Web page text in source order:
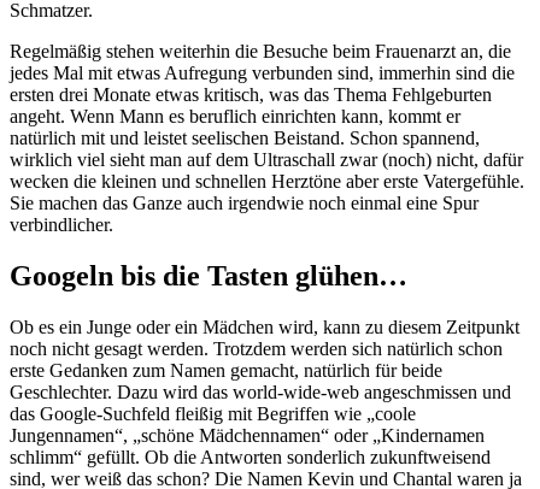
Schmatzer.
Regelmäßig stehen weiterhin die Besuche beim Frauenarzt an, die
jedes Mal mit etwas Aufregung verbunden sind, immerhin sind die
ersten drei Monate etwas kritisch, was das Thema Fehlgeburten
angeht. Wenn Mann es beruflich einrichten kann, kommt er
natürlich mit und leistet seelischen Beistand. Schon spannend,
wirklich viel sieht man auf dem Ultraschall zwar (noch) nicht, dafür
wecken die kleinen und schnellen Herztöne aber erste Vatergefühle.
Sie machen das Ganze auch irgendwie noch einmal eine Spur
verbindlicher.
Googeln bis die Tasten glühen…
Ob es ein Junge oder ein Mädchen wird, kann zu diesem Zeitpunkt
noch nicht gesagt werden. Trotzdem werden sich natürlich schon
erste Gedanken zum Namen gemacht, natürlich für beide
Geschlechter. Dazu wird das world-wide-web angeschmissen und
das Google-Suchfeld fleißig mit Begriffen wie „coole
Jungennamen“, „schöne Mädchennamen“ oder „Kindernamen
schlimm“ gefüllt. Ob die Antworten sonderlich zukunftweisend
sind, wer weiß das schon? Die Namen Kevin und Chantal waren ja